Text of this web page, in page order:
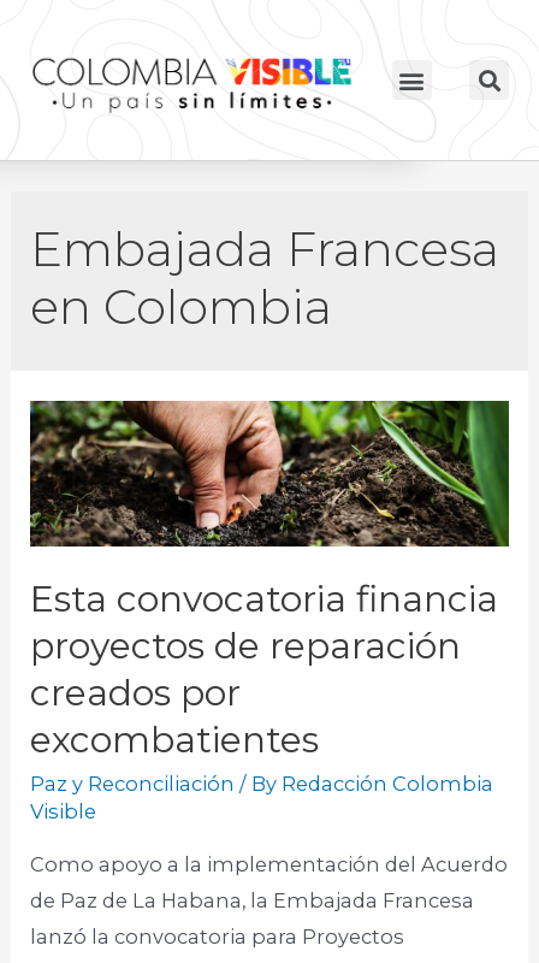
Embajada Francesa
en Colombia
Esta convocatoria financia
proyectos de reparación
creados por
excombatientes
Paz y Reconciliación / By Redacción Colombia
Visible
Como apoyo a la implementación del Acuerdo
de Paz de La Habana, la Embajada Francesa
lanzó la convocatoria para Proyectos